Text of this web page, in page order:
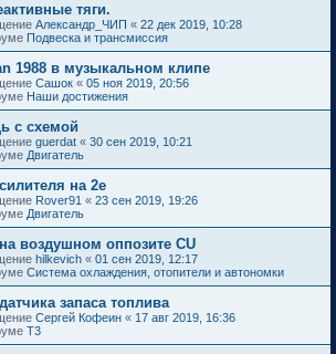
тяги.
Александр_ЧИП « 22 дек 2019, 10:28
Подвеска и трансмиссия
1988 в музыкальном клипе
Сашок « 05 ноя 2019, 20:56
Наши достижения
с схемой
guerdat « 30 сен 2019, 10:21
Двигатель
на 2е
Rover91 « 23 сен 2019, 19:26
Двигатель
воздушном оппозите CU
hilkevich « 01 сен 2019, 12:17
Система охлаждения, отопители и автономки
запаса топлива
Сергей Кофеин « 17 авг 2019, 16:36
T3